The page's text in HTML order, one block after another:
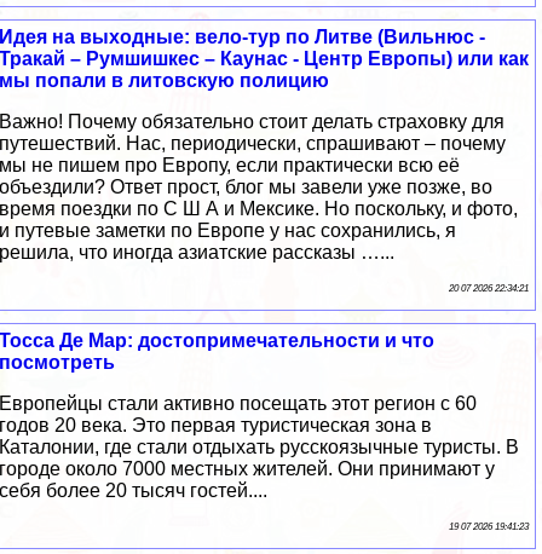
Идея на выходные: вело-тур по Литве (Вильнюс -
Тракай – Румшишкес – Каунас - Центр Европы) или как
мы попали в литовскую полицию
Важно! Почему обязательно стоит делать страховку для
путешествий. Нас, периодически, спрашивают – почему
мы не пишем про Европу, если практически всю её
объездили? Ответ прост, блог мы завели уже позже, во
время поездки по С Ш А и Мексике. Но поскольку, и фото,
и путевые заметки по Европе у нас сохранились, я
решила, что иногда азиатские рассказы …...
20 07 2026 22:34:21
Тосса Де Мар: достопримечательности и что
посмотреть
Европейцы стали активно посещать этот регион с 60
годов 20 века. Это первая туристическая зона в
Каталонии, где стали отдыхать русскоязычные туристы. В
городе около 7000 местных жителей. Они принимают у
себя более 20 тысяч гостей....
19 07 2026 19:41:23